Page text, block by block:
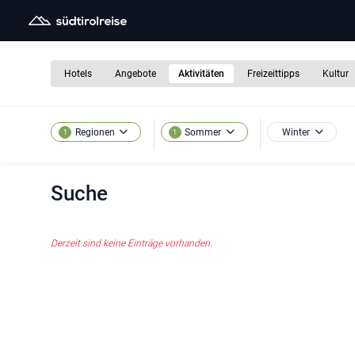
Hotels Angebote Aktivitäten Freizeittipps Kultur
1 Regionen 1 Sommer Winter
Suche
Derzeit sind keine Einträge vorhanden.